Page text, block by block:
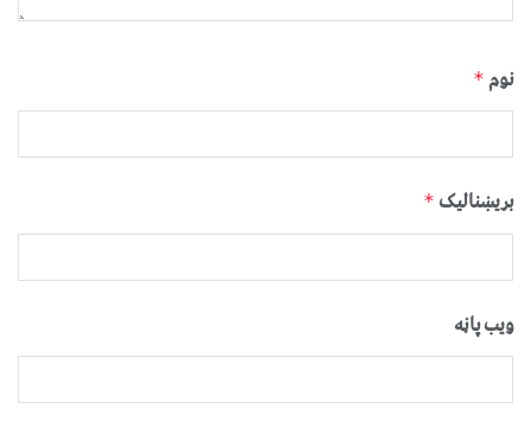
نوم *
بریښنالیک *
ویب پاڼه